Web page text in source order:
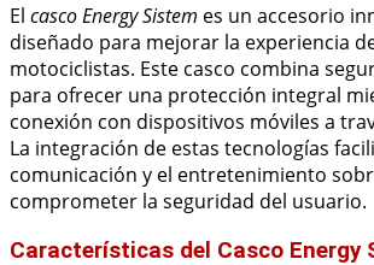
El casco Energy Sistem es un accesorio
diseñado para mejorar la experiencia
motociclistas. Este casco combina
para ofrecer una protección integral
conexión con dispositivos móviles a
La integración de estas tecnologías
comunicación y el entretenimiento
comprometer la seguridad del usuario.
Características del Casco Energy